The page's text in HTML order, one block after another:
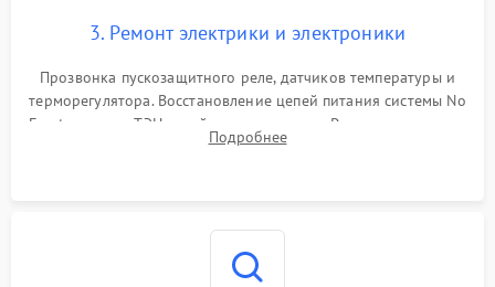
3. Ремонт электрики и электроники
Прозвонка пускозащитного реле, датчиков температуры и
терморегулятора. Восстановление цепей питания системы No
Frost, включая ТЭН оттайки и вентилятор. Ремонт или замена
платы управления при сбоях алгоритмов.
Подробнее